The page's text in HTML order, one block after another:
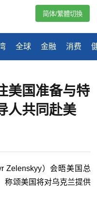
全球 金融 消费
简体/繁體切換
美国准备与特
人共同赴美
Zelenskyy）会晤美国总
称颂美国将对乌克兰提供